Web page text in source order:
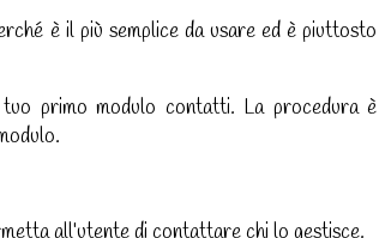
è il più semplice da usare ed è piuttosto
primo modulo contatti. La procedura è